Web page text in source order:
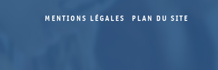
MENTIONS LÉGALES PLAN DU SITE